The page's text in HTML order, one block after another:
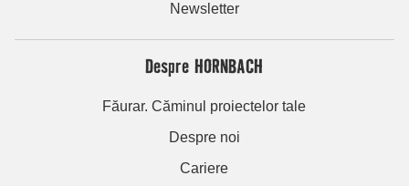
Newsletter
Despre HORNBACH
Făurar. Căminul proiectelor tale
Despre noi
Cariere